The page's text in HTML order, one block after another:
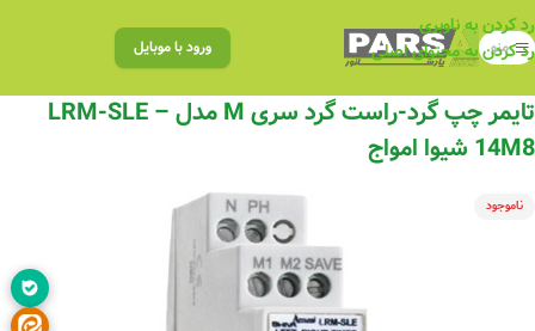
رد کردن به ناوبری
رد کردن به محتوای اصلی
منو ورود با موبایل
تایمر چپ گرد-راست گرد سری M مدل LRM-SLE –
14M8 شیوا امواج
ناموجود